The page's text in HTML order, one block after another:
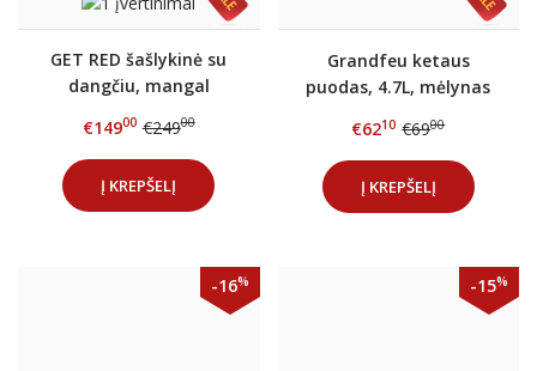
GET RED šašlykinė su
dangčiu, mangal
€14900 €24900
Į KREPŠELĮ
Grandfeu ketaus
puodas, 4.7L, mėlynas
€6210 €6900
Į KREPŠELĮ
-16% -15%